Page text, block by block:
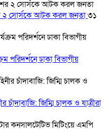
২ সোর্সকে আটক করল জনতা৩১
পরিদর্শনে ঢাকা বিভাগীয়
চাঁদাবাজি: জিম্মি চালক ও যাত্রীরা